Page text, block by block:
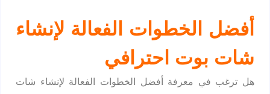
أفضل الخطوات الفعالة لإنشاء
شات بوت احترافي
هل ترغب في معرفة أفضل الخطوات الفعالة لإنشاء شات